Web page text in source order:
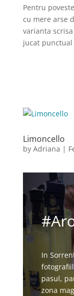
Pentru
cu mere arse
varianta
jucat
Limoncello
by Adriana |
#
In
pasul,
zona